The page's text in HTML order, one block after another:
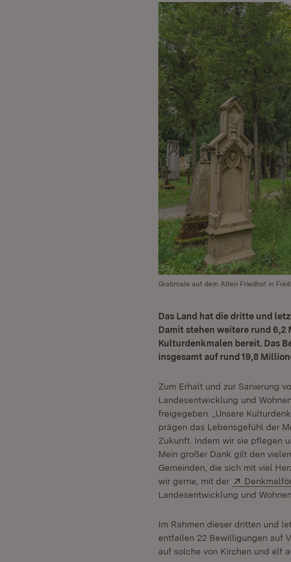
Grabmale auf dem Alten Friedhof in
Das Land hat die dritte und
Damit stehen weitere rund 6,2
Kulturdenkmalen bereit. Das
insgesamt auf rund 19,8
Zum Erhalt und zur Sanierung
Landesentwicklung und
freigegeben. „Unsere
prägen das Lebensgefühl der
Zukunft. Indem wir sie pflegen
Mein großer Dank gilt den
Gemeinden, die sich mit viel
wir gerne, mit der
Extern:
Landesentwicklung und
Im Rahmen dieser dritten und
entfallen 22 Bewilligungen auf
auf solche von Kirchen und elf